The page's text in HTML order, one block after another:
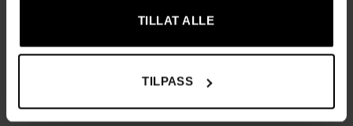
TILLAT ALLE
TILPASS
Materiale: sponplate, stål